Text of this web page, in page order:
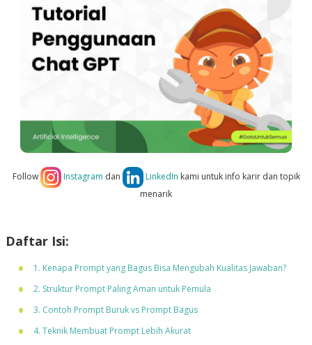
Follow Instagram dan LinkedIn kami untuk info karir dan topik
menarik
Daftar Isi:
1. Kenapa Prompt yang Bagus Bisa Mengubah Kualitas Jawaban?
2. Struktur Prompt Paling Aman untuk Pemula
3. Contoh Prompt Buruk vs Prompt Bagus
4. Teknik Membuat Prompt Lebih Akurat